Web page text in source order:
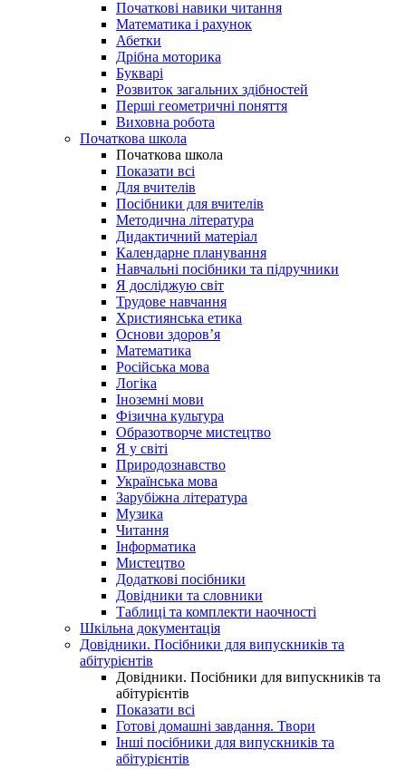
Початкові навики читання
Математика і рахунок
Абетки
Дрібна моторика
Букварі
Розвиток загальних здібностей
Перші геометричні поняття
Виховна робота
Початкова школа
Початкова школа
Показати всі
Для вчителів
Посібники для вчителів
Методична література
Дидактичний матеріал
Календарне планування
Навчальні посібники та підручники
Я досліджую світ
Трудове навчання
Християнська етика
Основи здоров’я
Математика
Російська мова
Логіка
Іноземні мови
Фізична культура
Образотворче мистецтво
Я у світі
Природознавство
Українська мова
Зарубіжна література
Музика
Читання
Інформатика
Мистецтво
Додаткові посібники
Довідники та словники
Таблиці та комплекти наочності
Шкільна документація
Довідники. Посібники для випускників та
абітурієнтів
Довідники. Посібники для випускників та
абітурієнтів
Показати всі
Готові домашні завдання. Твори
Інші посібники для випускників та
абітурієнтів